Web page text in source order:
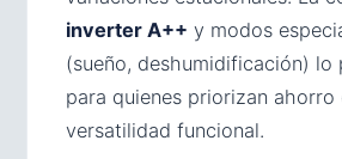
inverter A++ y modos
(sueño, deshumidificación) lo
para quienes priorizan
versatilidad funcional.